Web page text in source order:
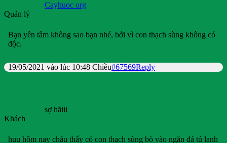
Cayhuoc org
Quản lý
Bạn yên tâm không sao bạn nhé, bởi vì con thạch sùng không có
độc.
19/05/2021 vào lúc 10:48 Chiều#67569Reply
sợ hãiii
Khách
huu hôm nay cháu thấy có con thạch sùng bò vào ngăn đá tủ lạnh